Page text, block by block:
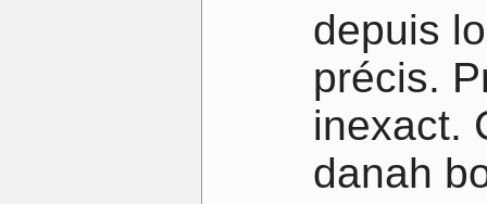
depuis
précis.
inexact.
danah